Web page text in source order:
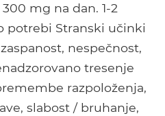
mg na dan. 1-2
potrebi Stranski učinki
nespečnost,
tresenje
razpoloženja,
slabost / bruhanje,